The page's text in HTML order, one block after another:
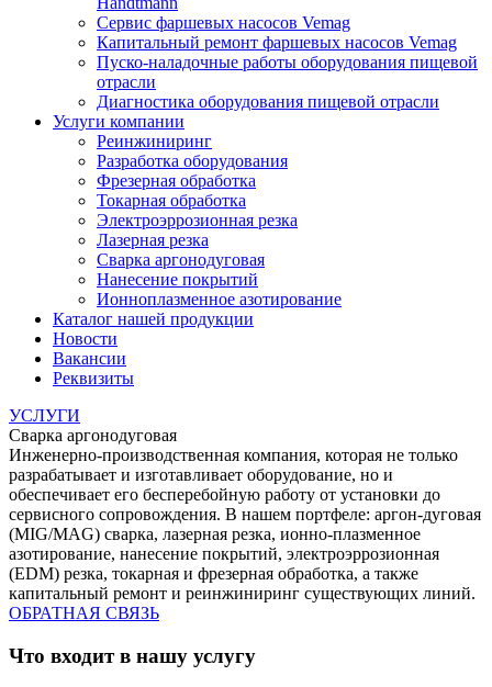
Сервис фаршевых насосов Vemag
Капитальный ремонт фаршевых насосов Vemag
Пуско-наладочные работы оборудования пищевой
отрасли
Диагностика оборудования пищевой отрасли
Услуги компании
Реинжиниринг
Разработка оборудования
Фрезерная обработка
Токарная обработка
Электроэррозионная резка
Лазерная резка
Сварка аргонодуговая
Нанесение покрытий
Ионноплазменное азотирование
Каталог нашей продукции
Новости
Вакансии
Реквизиты
УСЛУГИ
Сварка аргонодуговая
Инженерно‑производственная компания, которая не только
разрабатывает и изготавливает оборудование, но и
обеспечивает его бесперебойную работу от установки до
сервисного сопровождения. В нашем портфеле: аргон‑дуговая
(MIG/MAG) сварка, лазерная резка, ионно‑плазменное
азотирование, нанесение покрытий, электроэррозионная
(EDM) резка, токарная и фрезерная обработка, а также
капитальный ремонт и реинжиниринг существующих линий.
ОБРАТНАЯ СВЯЗЬ
Что входит в нашу услугу